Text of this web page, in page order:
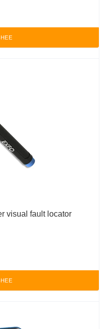
visual fault locator